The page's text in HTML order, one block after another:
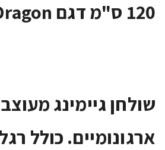
120 ס"מ דגם Tr - Dragon
שולחן גיימינג
ארגונומיים. כולל